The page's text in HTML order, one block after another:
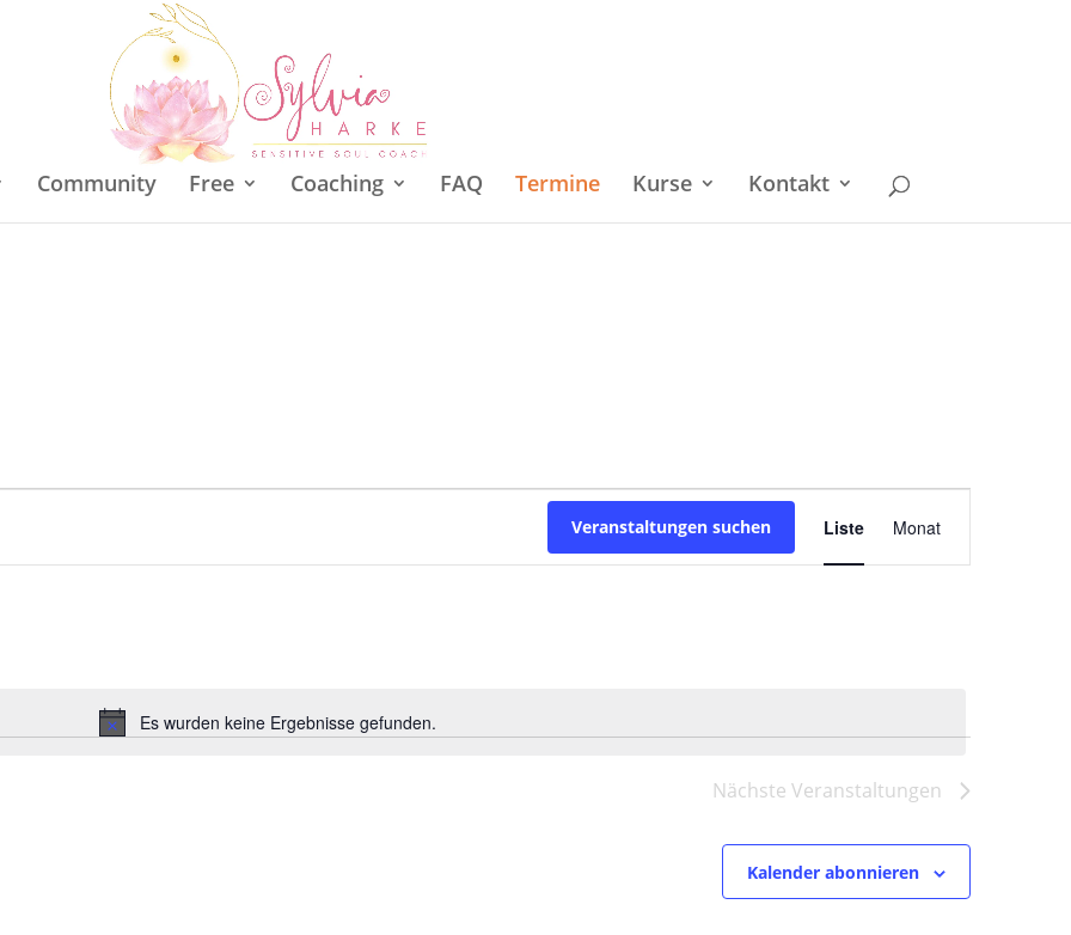
Community Free Coaching FAQ Termine Kurse Kontakt
Hinweis
Es wurden keine Ergebnisse gefunden.
Veranstaltungen suchen Ansichten-
Navigation
Liste Monat
Nächste Veranstaltungen
Kalender abonnieren